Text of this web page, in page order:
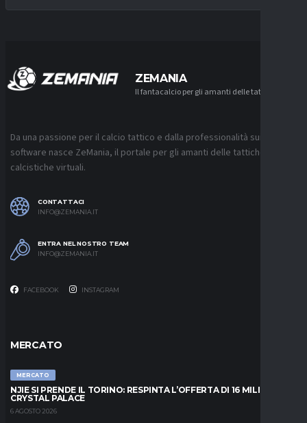
ZEMANIA
Il fantacalcio per gli amanti delle tattiche
Da una passione per il calcio tattico e dalla professionalità sui
software nasce ZeMania, il portale per gli amanti delle tattiche
calcistiche virtuali.
CONTATTACI
INFO@ZEMANIA.IT
ENTRA NEL NOSTRO TEAM
INFO@ZEMANIA.IT
FACEBOOK INSTAGRAM
MERCATO
MERCATO
NJIE SI PRENDE IL TORINO: RESPINTA L’OFFERTA DI 16 MILIONI DAL
CRYSTAL PALACE
6 AGOSTO 2026